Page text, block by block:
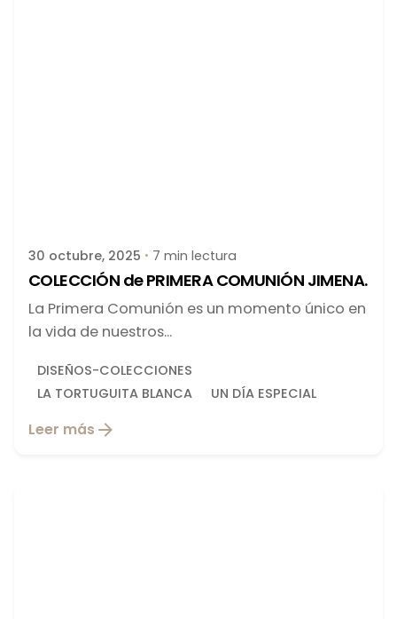
30 octubre, 2025 7 min lectura
COLECCIÓN de PRIMERA COMUNIÓN JIMENA.
La Primera Comunión es un momento único en
la vida de nuestros...
DISEÑOS-COLECCIONES
LA TORTUGUITA BLANCA
UN DÍA ESPECIAL
Leer más